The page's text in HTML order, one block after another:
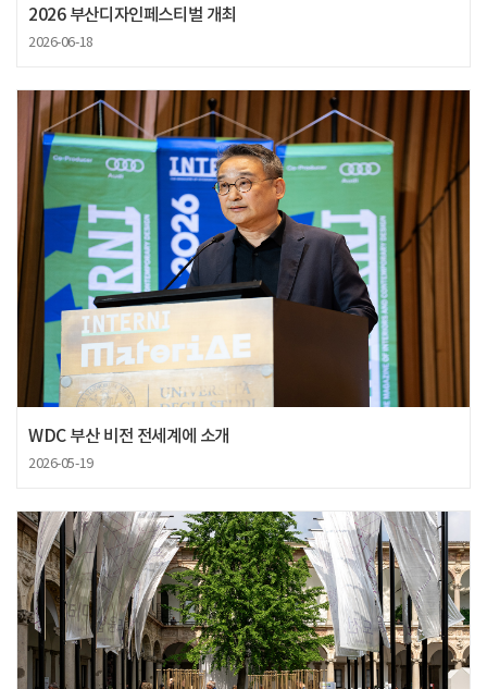
2026 부산디자인페스티벌 개최
2026-06-18
WDC 부산 비전 전세계에 소개
2026-05-19